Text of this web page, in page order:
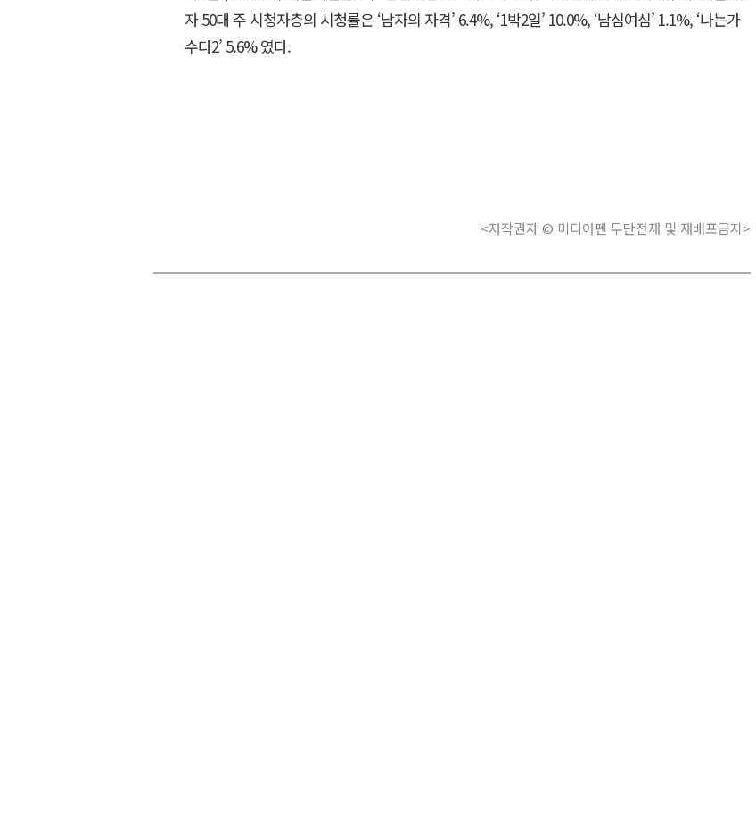
자 50대 주 시청자층의 시청률은 ‘남자의 자격’ 6.4%, ‘1박2일’ 10.0%, ‘남심여심’ 1.1%, ‘나는가
수다2’ 5.6% 였다.
<저작권자 © 미디어펜 무단전재 및 재배포금지>